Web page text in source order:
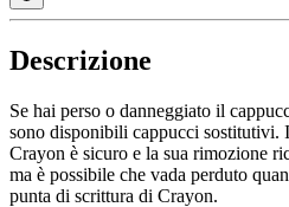
Descrizione
Se hai perso o danneggiato il
sono disponibili cappucci sostitutivi.
Crayon è sicuro e la sua rimozione
ma è possibile che vada perduto
punta di scrittura di Crayon.